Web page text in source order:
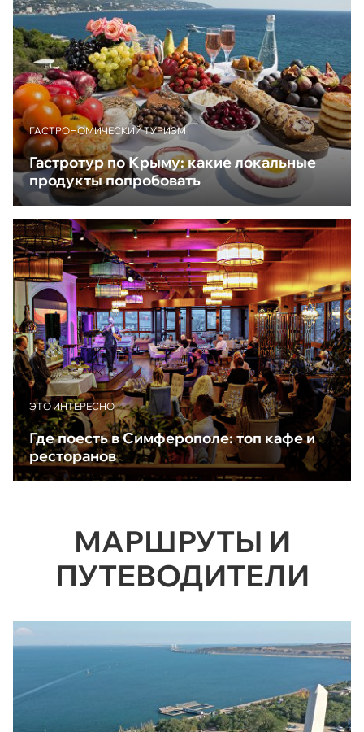
ГАСТРОНОМИЧЕСКИЙ ТУРИЗМ
Гастротур по Крыму: какие локальные
продукты попробовать
ЭТО ИНТЕРЕСНО
Где поесть в Симферополе: топ кафе и
ресторанов
МАРШРУТЫ И
ПУТЕВОДИТЕЛИ